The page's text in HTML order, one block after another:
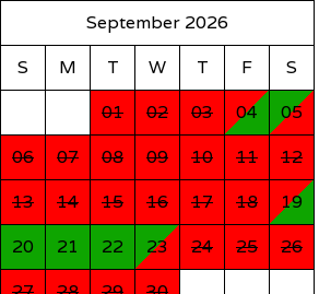
September 2026
S
M T W T F
S
01
02 03 04
05
06
07 08 09 10 11
12
13
14 15 16 17 18
19
20
21 22 23 24 25
26